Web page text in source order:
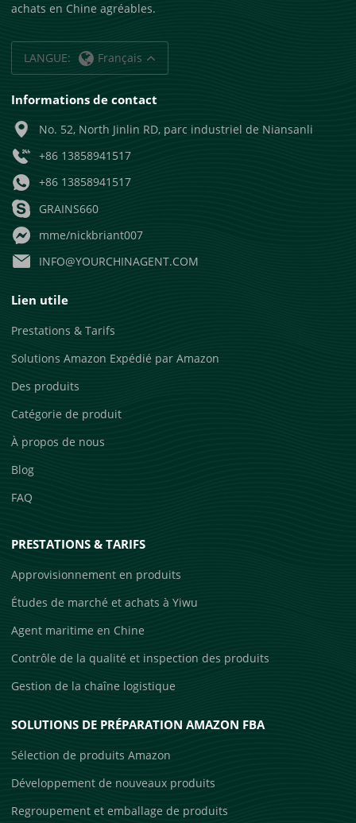
achats en Chine agréables.
LANGUE: Français
Informations de contact
No. 52, North Jinlin RD, parc industriel de Niansanli
+86 13858941517
+86 13858941517
GRAINS660
mme/nickbriant007
INFO@YOURCHINAGENT.COM
Lien utile
Prestations & Tarifs
Solutions Amazon Expédié par Amazon
Des produits
Catégorie de produit
À propos de nous
Blog
FAQ
PRESTATIONS & TARIFS
Approvisionnement en produits
Études de marché et achats à Yiwu
Agent maritime en Chine
Contrôle de la qualité et inspection des produits
Gestion de la chaîne logistique
SOLUTIONS DE PRÉPARATION AMAZON FBA
Sélection de produits Amazon
Développement de nouveaux produits
Regroupement et emballage de produits